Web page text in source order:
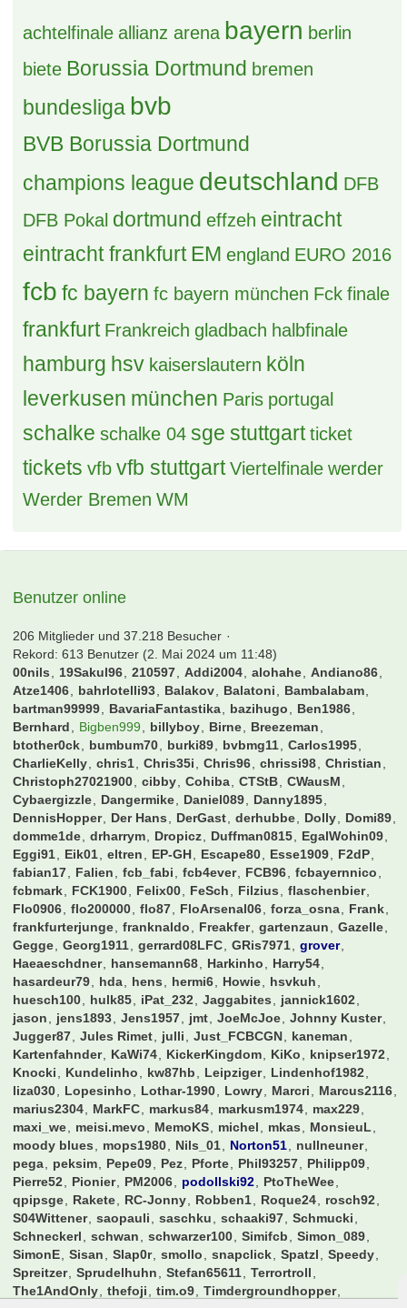
achtelfinale allianz arena bayern berlin
biete Borussia Dortmund bremen
bundesliga bvb
BVB Borussia Dortmund
champions league deutschland DFB
DFB Pokal dortmund effzeh eintracht
eintracht frankfurt EM england EURO 2016
fcb fc bayern fc bayern münchen Fck finale
frankfurt Frankreich gladbach halbfinale
hamburg hsv kaiserslautern köln
leverkusen münchen Paris portugal
schalke schalke 04 sge stuttgart ticket
tickets vfb vfb stuttgart Viertelfinale werder
Werder Bremen WM
Benutzer online
206 Mitglieder und 37.218 Besucher
Rekord: 613 Benutzer (2. Mai 2024 um 11:48)
00nils
19Sakul96 210597 Addi2004 alohahe
Andiano86
Atze1406
bahrlotelli93 Balakov Balatoni
Bambalabam
bartman99999
BavariaFantastika bazihugo
Ben1986
Bernhard
Bigben999 billyboy Birne
Breezeman
btother0ck
bumbum70 burki89 bvbmg11
Carlos1995
CharlieKelly
chris1 Chris35i Chris96 chrissi98
Christian
Christoph27021900
cibby Cohiba CTStB
CWausM
Cybaergizzle
Dangermike Daniel089
Danny1895
DennisHopper
Der Hans DerGast derhubbe Dolly
Domi89
domme1de
drharrym Dropicz Duffman0815
EgalWohin09
Eggi91
Eik01 eltren EP-GH Escape80 Esse1909
F2dP
fabian17
Falien fcb_fabi fcb4ever FCB96
fcbayernnico
fcbmark
FCK1900 Felix00 FeSch Filzius
flaschenbier
Flo0906
flo200000 flo87 FloArsenal06 forza_osna
Frank
frankfurterjunge
franknaldo Freakfer gartenzaun
Gazelle
Gegge
Georg1911 gerrard08LFC GRis7971
grover
Haeaeschdner
hansemann68 Harkinho
Harry54
hasardeur79
hda hens hermi6 Howie
hsvkuh
huesch100
hulk85 iPat_232 Jaggabites
jannick1602
jason
jens1893 Jens1957 jmt JoeMcJoe
Johnny Kuster
Jugger87
Jules Rimet julli Just_FCBCGN
kaneman
Kartenfahnder
KaWi74 KickerKingdom KiKo
knipser1972
Knocki
Kundelinho kw87hb Leipziger
Lindenhof1982
liza030
Lopesinho Lothar-1990 Lowry Marcri
Marcus2116
marius2304
MarkFC markus84 markusm1974
max229
maxi_we
meisi.mevo MemoKS michel mkas
MonsieuL
moody blues
mops1980 Nils_01 Norton51
nullneuner
pega
peksim Pepe09 Pez Pforte Phil93257
Philipp09
Pierre52
Pionier PM2006 podollski92
PtoTheWee
qpipsge
Rakete RC-Jonny Robben1 Roque24
rosch92
S04Wittener
saopauli saschku schaaki97
Schmucki
Schneckerl
schwan schwarzer100 Simifcb
Simon_089
SimonE
Sisan Slap0r smollo snapclick Spatzl
Speedy
Spreitzer
Sprudelhuhn Stefan65611
Terrortroll
The1AndOnly
thefoji tim.o9 Timdergroundhopper